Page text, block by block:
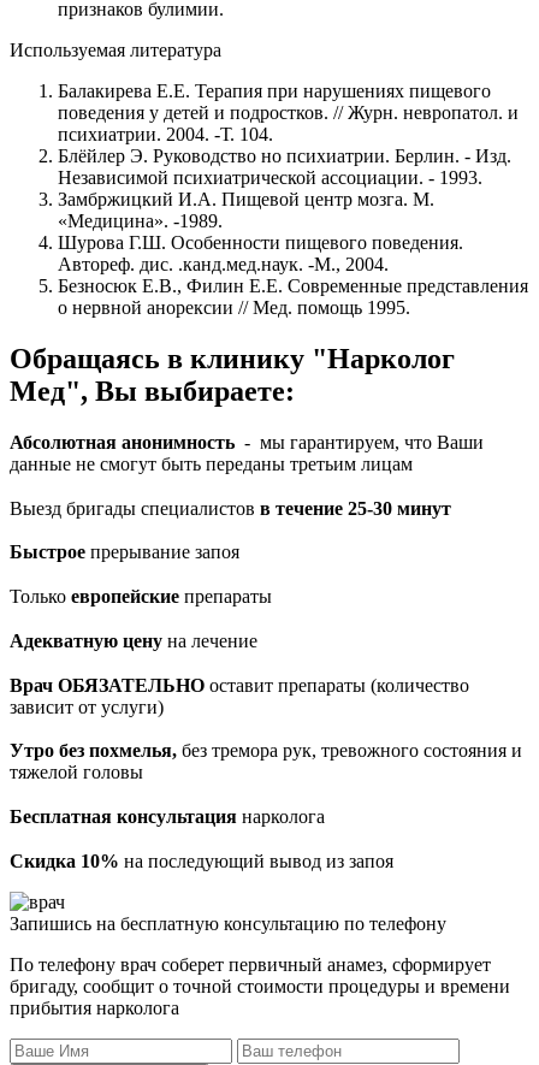
признаков булимии.
Используемая литература
Балакирева Е.Е. Терапия при нарушениях пищевого
поведения у детей и подростков. // Журн. невропатол. и
психиатрии. 2004. -Т. 104.
Блёйлер Э. Руководство но психиатрии. Берлин. - Изд.
Независимой психиатрической ассоциации. - 1993.
Замбржицкий И.А. Пищевой центр мозга. М.
«Медицина». -1989.
Шурова Г.Ш. Особенности пищевого поведения.
Автореф. дис. .канд.мед.наук. -М., 2004.
Безносюк Е.В., Филин Е.Е. Современные представления
о нервной анорексии // Мед. помощь 1995.
Обращаясь в клинику "Нарколог
Мед", Вы выбираете:
Абсолютная анонимность - мы гарантируем, что Ваши
данные не смогут быть переданы третьим лицам
Выезд бригады специалистов в течение 25-30 минут
Быстрое прерывание запоя
Только европейские препараты
Адекватную цену на лечение
Врач ОБЯЗАТЕЛЬНО оставит препараты (количество
зависит от услуги)
Утро без похмелья, без тремора рук, тревожного состояния и
тяжелой головы
Бесплатная консультация нарколога
Скидка 10% на последующий вывод из запоя
Запишись на бесплатную консультацию по телефону
По телефону врач соберет первичный анамез, сформирует
бригаду, сообщит о точной стоимости процедуры и времени
прибытия нарколога